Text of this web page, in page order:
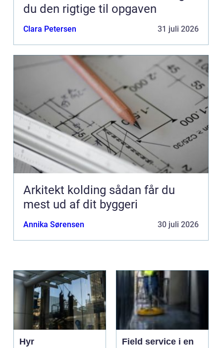
du den rigtige til opgaven
Clara Petersen 31 juli 2026
Arkitekt kolding sådan får du
mest ud af dit byggeri
Annika Sørensen 30 juli 2026
Hyr
Field service i en